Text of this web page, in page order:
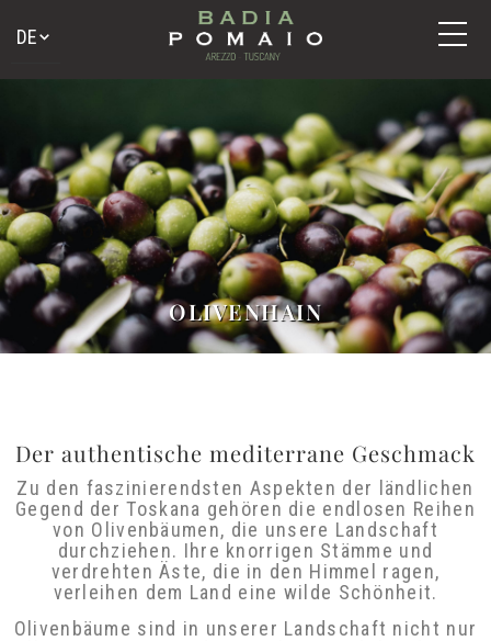
OLIVENHAIN
Der authentische mediterrane
Geschmack
Zu den faszinierendsten Aspekten der
ländlichen Gegend der Toskana gehören die
endlosen Reihen von Olivenbäumen, die unsere
Landschaft durchziehen. Ihre knorrigen Stämme
und verdrehten Äste, die in den Himmel ragen,
verleihen dem Land eine wilde Schönheit.